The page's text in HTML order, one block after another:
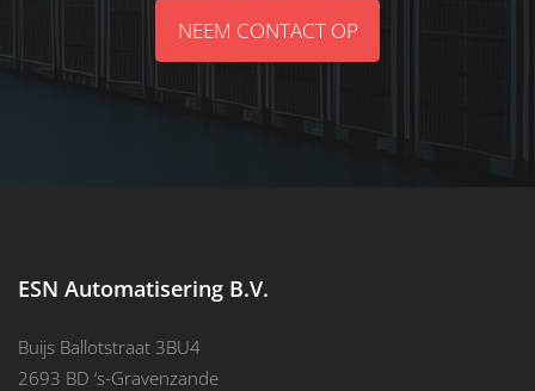
NEEM CONTACT OP
ESN Automatisering B.V.
Buijs Ballotstraat 3BU4
2693 BD ‘s-Gravenzande